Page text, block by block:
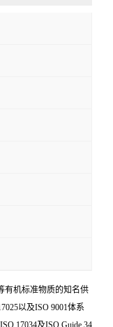
有机标准物质的知名供
以及ISO 9001体系
17034及ISO Guide 34